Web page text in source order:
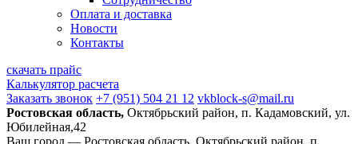
Оплата и доставка
Новости
Контакты
скачать прайс
Калькулятор расчета
Заказать звонок +7 (951) 504 21 12 vkblock-s@mail.ru
Ростовская область, Октябрьский район, п. Кадамовский, ул.
Юбилейная,42
Ваш город — Ростовская область, Октябрьский район, п.